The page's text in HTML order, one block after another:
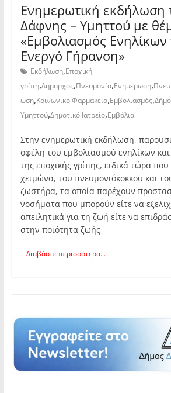
Ενημερωτική εκδήλωση
Δάφνης – Υμηττού με
«Εμβολιασμός Ενηλίκων
Ενεργό Γήρανση»
Εκδήλωση,Εποχική
γρίπη,Δήμαρχος,Πνευμονία,Ενημέρωση,
ωση,Κοινωνικό Φαρμακείο,Εμβολιασμός,
Υμηττού,Δημοτικό Ιατρείο,Εμβόλια
Στην ενημερωτική εκδήλωση,
οφέλη του εμβολιασμού ενηλίκων και
της εποχικής γρίπης, ειδικά τώρα
χειμώνα, του πνευμονιόκοκκου και
ζωστήρα, τα οποία παρέχουν
νοσήματα που μπορούν είτε να
απειλητικά για τη ζωή είτε να
στην ποιότητα ζωής
Διαβάστε περισσότερα...